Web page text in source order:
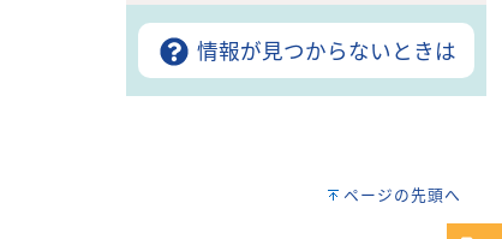
情報が見つからないときは
ページの先頭へ